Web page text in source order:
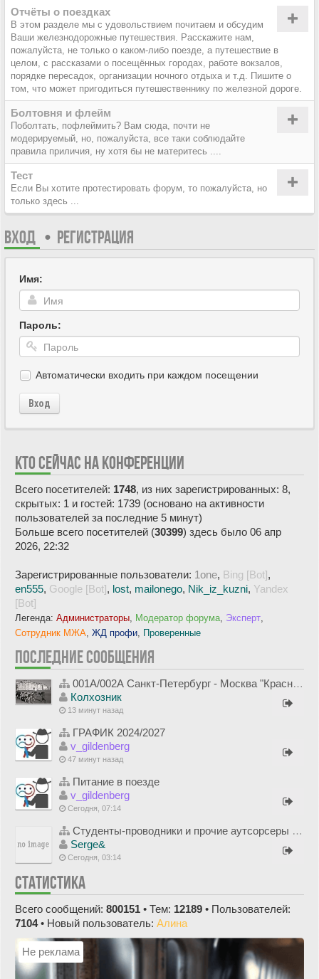
Отчёты о поездках
В этом разделе мы с удовольствием почитаем и обсудим
Ваши железнодорожные путешествия. Расскажите нам,
пожалуйста, не только о каком-либо поезде, а путешествие в
целом, с рассказами о посещённых городах, работе вокзалов,
порядке пересадок, организации ночного отдыха и т.д. Пишите о
том, что может пригодиться путешественнику по железной дороге.
Болтовня и флейм
Поболтать, пофлеймить? Вам сюда, почти не
модерируемый, но, пожалуйста, все таки соблюдайте
правила приличия, ну хотя бы не материтесь ....
Тест
Если Вы хотите протестировать форум, то пожалуйста, но
только здесь ...
ВХОД • РЕГИСТРАЦИЯ
Имя:
Пароль:
Автоматически входить при каждом посещении
Вход
КТО СЕЙЧАС НА КОНФЕРЕНЦИИ
Всего посетителей: 1748, из них зарегистрированных: 8,
скрытых: 1 и гостей: 1739 (основано на активности
пользователей за последние 5 минут)
Больше всего посетителей (30399) здесь было 06 апр
2026, 22:32
Зарегистрированные пользователи: 1one, Bing [Bot],
en555, Google [Bot], lost, mailonego, Nik_iz_kuzni, Yandex
[Bot]
Легенда: Администраторы, Модератор форума, Эксперт,
Сотрудник МЖА, ЖД профи, Проверенные
ПОСЛЕДНИЕ СООБЩЕНИЯ
001А/002А Санкт-Петербург - Москва "Красная Стрела"
Колхозник
13 минут назад
ГРАФИК 2024/2027
v_gildenberg
47 минут назад
Питание в поезде
v_gildenberg
Сегодня, 07:14
Студенты-проводники и прочие аутсорсеры в ФПК
Serge&
Сегодня, 03:14
СТАТИСТИКА
Всего сообщений: 800151 • Тем: 12189 • Пользователей:
7104• Новый пользователь: Алина
Не реклама